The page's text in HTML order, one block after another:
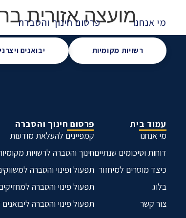
מי אנחנו פרסום חינוך והסברה
רשויות מקומיות יבואנים
מועצה אזורית
עמוד בית
מי אנחנו
דוחות וסיכומים שנתיים
כיצד מוסרים למיחזור
בלוג
צור קשר
פרסום חינוך והסברה
קמפיינים להעלאת מודעות
חינוך והסברה לרשויות
תפעול ופינוי והסברה
תפעול פינוי והסברה
תפעול פינוי והסברה ליבואנים